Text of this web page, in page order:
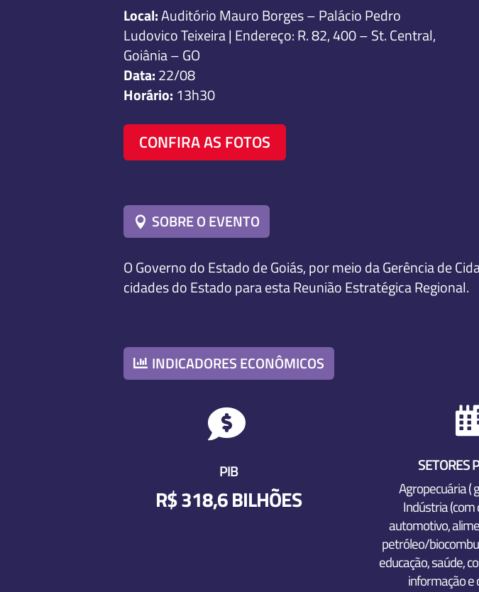
Local:Auditório Mauro Borges – Palácio Pedro
Ludovico Teixeira | Endereço: R. 82, 400 – St. Central,
Goiânia – GO
Data:22/08
Horário: 13h30
CONFIRA AS FOTOS
SOBRE O EVENTO
O Governo do Estado de Goiás, por meio da Gerência de
cidades do Estado para esta Reunião Estratégica Regional.
INDICADORES ECONÔMICOS

PIB
R$ 318,6 BILHÕES
SETORES
Agropecuária (
Indústria
automotivo,
petróleo/
educação, saúde,
informação e